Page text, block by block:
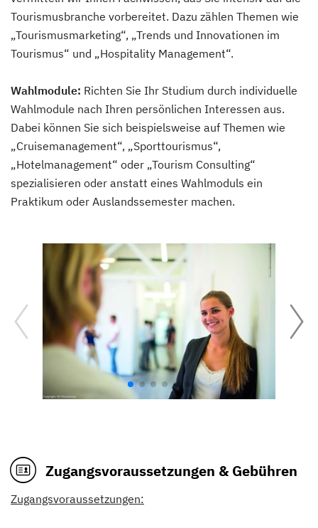
Tourismusbranche vorbereitet. Dazu zählen Themen wie
„Tourismusmarketing“, „Trends und Innovationen im
Tourismus“ und „Hospitality Management“.
Wahlmodule: Richten Sie Ihr Studium durch individuelle
Wahlmodule nach Ihren persönlichen Interessen aus.
Dabei können Sie sich beispielsweise auf Themen wie
„Cruisemanagement“, „Sporttourismus“,
„Hotelmanagement“ oder „Tourism Consulting“
spezialisieren oder anstatt eines Wahlmoduls ein
Praktikum oder Auslandssemester machen.
Zugangsvoraussetzungen & Gebühren
Zugangsvoraussetzungen: